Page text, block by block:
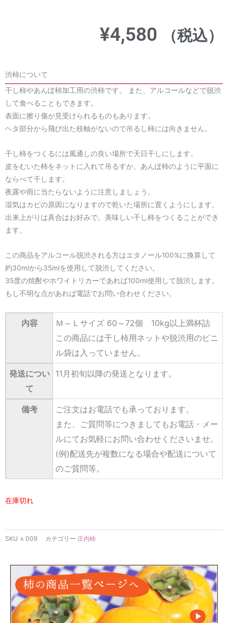
¥4,580 （税込）
渋柿について
干し柿やあんぽ柿加工用の渋柿です。 また、アルコールなどで脱渋
して食べることもできます。
表面に擦り傷が見受けられるものもあります。
ヘタ部分から飛び出た枝軸がないので吊るし柿には向きません。
干し柿をつくるには風通しの良い場所で天日干しにします。
皮をむいた柿をネットに入れて吊るすか、あんぽ柿のように平面に
ならべて干します。
夜露や雨に当たらないように注意しましょう。
湿気はカビの原因になりますので乾いた場所に置くようにします。
出来上がりは具合はお好みで。美味しい干し柿をつくることができ
ます。
この商品をアルコール脱渋される方はエタノール100%に換算して
約30mlから35mlを使用して脱渋してください。
35度の焼酎やホワイトリカーであれば100ml使用して脱渋します。
もし不明な点があれば電話でお問い合わせください。
内容
Ｍ～Ｌサイズ 60～72個 10kg以上満杯詰
この商品には干し柿用ネットや脱渋用のビニ
ル袋は入っていません。
発送につい
て
11月初旬以降の発送となります。
備考
ご注文はお電話でも承っております。
また、ご質問等につきましてもお電話・メー
ルにてお気軽にお問い合わせくださいませ。
(例)配送先が複数になる場合や配送について
のご質問等。
在庫切れ
SKU ｋ009 カテゴリー 庄内柿